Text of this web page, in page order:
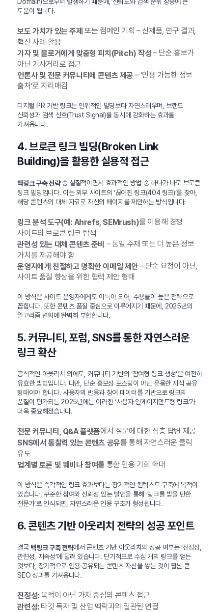
도움이 됩니다.
보도 가치가 있는 주제 또는 캠페인 기획 – 신제품, 연구 결과,
혁신 사례 활용
기자 및 블로거에게 맞춤형 피치(Pitch) 작성 – 단순 홍보가
아닌 기사거리로 접근
언론사 및 전문 커뮤니티에 콘텐츠 제공 – ‘인용 가능한 정보
출처’로 자리매김
디지털 PR 기반 링크는 인위적인 빌딩보다 자연스러우며, 브랜드
신뢰성과 검색 신호(Trust Signal)를 동시에 강화하는 효과를
가져옵니다.
4. 브로큰 링크 빌딩(Broken Link
Building)을 활용한 실용적 접근
백링크 구축 전략중 실질적이면서 효과적인 방법 중 하나가 바로 브로큰
링크 빌딩입니다. 이는 외부 사이트의 ‘끊어진 링크(404 링크)’를 찾아,
해당 콘텐츠의 대체 자료로 자신의 페이지를 제안하는 방식입니다.
링크 분석 도구(예: Ahrefs, SEMrush)를 이용해 경쟁
사이트의 브로큰 링크 탐색
관련성 있는 대체 콘텐츠 준비 – 동일 주제 또는 더 높은 정보
가치를 제공해야 함
운영자에게 친절하고 명확한 이메일 제안– 단순 요청이 아닌,
사이트 품질 향상을 위한 협력 제안 형태
이 방식은 사이트 운영자에게도 이득이 되어, 수용률이 높은 전략으로
꼽힙니다. 또한 콘텐츠 품질 중심으로 이루어지기 때문에, 2025년의
알고리즘 변화에 완벽히 부합합니다.
5. 커뮤니티, 포럼, SNS를 통한 자연스러운
링크 확산
공식적인 아웃리치 외에도, 커뮤니티 기반의 ‘참여형 링크 생성’은 여전히
유효한 방법입니다. 다만, 단순 홍보성 포스팅이 아닌 유용한 지식 공유
형태여야 합니다. 사용자의 반응과 참여 데이터를 기반으로 링크의
품질이 평가되는 2025년에는 이러한 ‘사용자 인게이지먼트형 링크’가
더욱 중요해졌습니다.
전문 커뮤니티, Q&A 플랫폼에서 질문에 대한 심층 답변 제공
SNS에서 통찰력 있는 콘텐츠 공유를 통해 자연스러운 클릭
유도
업계별 토론 및 웨비나 참여를 통한 인용 기회 확대
이 방식은 즉각적인 링크 효과보다는 장기적인 컨텍스트 구축에 목적이
있습니다. 꾸준한 참여와 신뢰성 있는 발언을 통해 ‘링크를 받을 만한
전문가’로 인식되면, 자연스러운 인용 구조가 형성됩니다.
6. 콘텐츠 기반 아웃리치 전략의 성공 포인트
결국 백링크 구축 전략에서 콘텐츠 기반 아웃리치의 성공 여부는 ‘진정성,
관련성, 지속성’에 달려 있습니다. 단기적으로 수십 개의 링크를 얻는
것보다, 장기적으로 인용·공유되는 콘텐츠 자산을 쌓는 것이 훨씬 큰
SEO 성과를 가져옵니다.
진정성:목적이 아닌 가치 중심의 콘텐츠 접근
관련성:타깃 독자 및 산업 맥락과의 일관된 연결